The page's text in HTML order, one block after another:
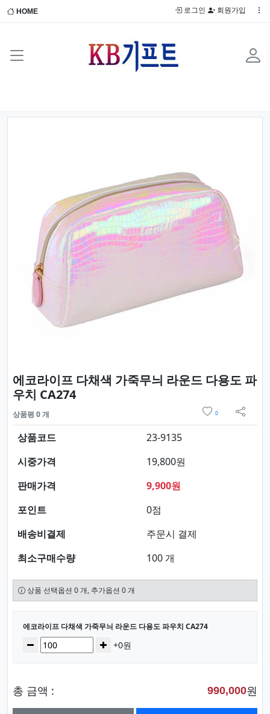
HOME 로그인 회원가입
Previous Next
에코라이프 다채색 가죽무늬 라운드 다용도 파
우치 CA274요약정보 및 구매
상품평 0 개 0
sns 공
상품코드
23-9135
시중가격
19,800원
판매가격
9,900원
포인트
0점
배송비결제
주문시 결제
최소구매수량
100 개
상품 선택옵션 0 개, 추가옵션 0 개
선택된 옵션
에코라이프 다채색 가죽무늬 라운드 다용도 파우치 CA274
수량감소 증가+0원
총 금액 : 990,000원